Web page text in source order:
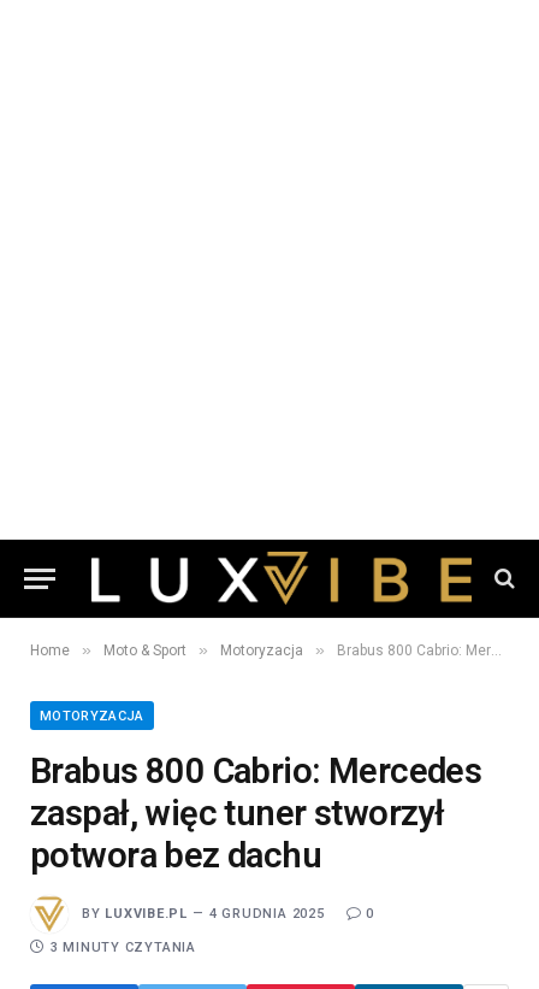
Home » Moto & Sport » Motoryzacja » Brabus 800 Cabrio: Mercedes zaspał, więc tuner stworzył potwora bez dachu
MOTORYZACJA
Brabus 800 Cabrio: Mercedes
zaspał, więc tuner stworzył
potwora bez dachu
BY LUXVIBE.PL 4 GRUDNIA 2025 0
3 MINUTY CZYTANIA